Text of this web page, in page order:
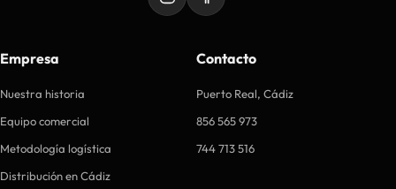
Empresa
Nuestra historia
Equipo comercial
Metodología logística
Distribución en Cádiz
Contacto
Puerto Real, Cádiz
856 565 973
744 713 516